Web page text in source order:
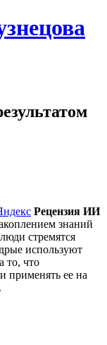
Рецензия ИИ
знаний
стремятся
используют
то, что
применять ее на